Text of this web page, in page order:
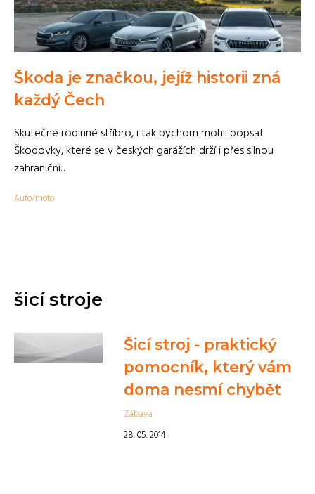
Škoda je značkou, jejíž historii zná
každý Čech
Skutečné rodinné stříbro, i tak bychom mohli popsat
Škodovky, které se v českých garážích drží i přes silnou
zahraniční...
Auto/moto
šicí stroje
Šicí stroj - praktický
pomocník, který vám
doma nesmí chybět
Zábava
28. 05. 2014